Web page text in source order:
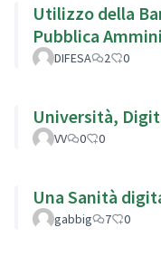
Utilizzo della
Pubblica
DIFESA 2 0
Università,
VV 0 0
Una Sanità
gabbig 7 0